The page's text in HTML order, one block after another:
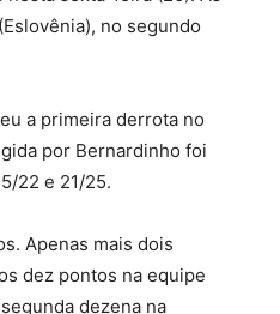
no segundo
a primeira derrota no
por Bernardinho foi
22 e 21/25.
Apenas mais dois
dez pontos na equipe
dezena na